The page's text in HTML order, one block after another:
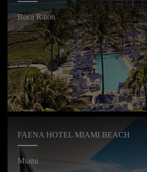
Boca Raton
FAENA HOTEL MIAMI BEACH
Miami